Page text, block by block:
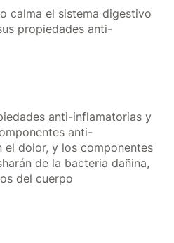
calma el sistema digestivo
propiedades anti-
anti-inflamatorias y
anti-
el dolor, y los componentes
de la bacteria dañina,
del cuerpo